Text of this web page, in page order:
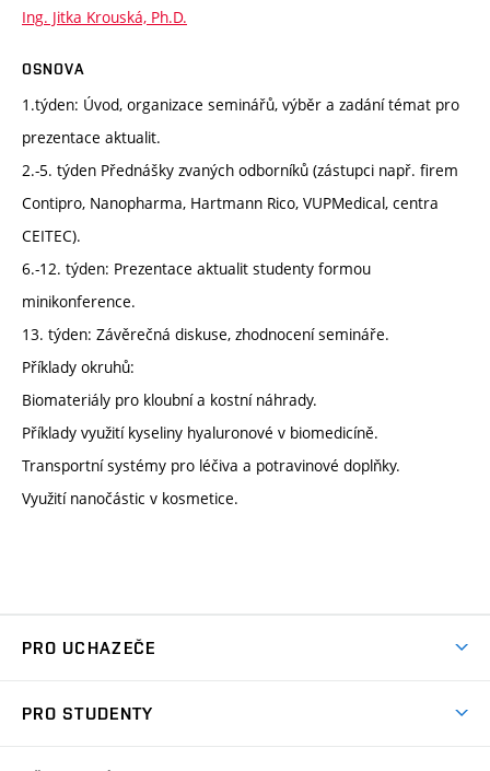
Ing. Jitka Krouská, Ph.D.
OSNOVA
1.týden: Úvod, organizace seminářů, výběr a zadání témat pro
prezentace aktualit.
2.-5. týden Přednášky zvaných odborníků (zástupci např. firem
Contipro, Nanopharma, Hartmann Rico, VUPMedical, centra
CEITEC).
6.-12. týden: Prezentace aktualit studenty formou
minikonference.
13. týden: Závěrečná diskuse, zhodnocení semináře.
Příklady okruhů:
Biomateriály pro kloubní a kostní náhrady.
Příklady využití kyseliny hyaluronové v biomedicíně.
Transportní systémy pro léčiva a potravinové doplňky.
Využití nanočástic v kosmetice.
PRO UCHAZEČE
PRO STUDENTY